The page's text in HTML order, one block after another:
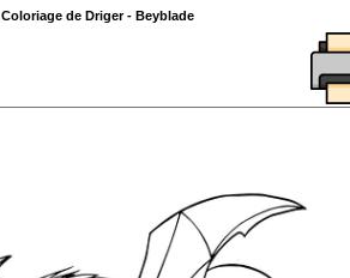
Coloriage de Driger - Beyblade